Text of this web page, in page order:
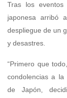
Tras los eventos
japonesa arribó
despliegue de un
y desastres.
“Primero que
condolencias a la
de Japón,